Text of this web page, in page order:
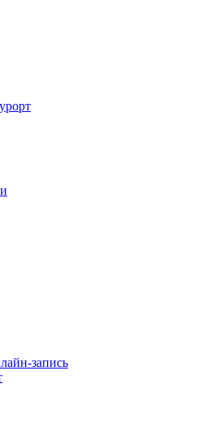
запись